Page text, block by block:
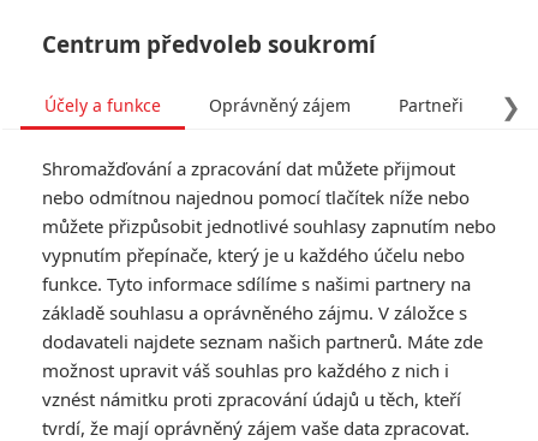
Zúčtování
Christian Wolff (Ben Affleck) dělá
účetnictví pro nebezpečné
kriminální organizace. Když mu
začne jít po krku úřad pod
Centrum předvoleb soukromí
❯
Účely a funkce Oprávněný zájem Partneři
Shromažďování a zpracování dat můžete přijmout
nebo odmítnou najednou pomocí tlačítek níže nebo
můžete přizpůsobit jednotlivé souhlasy zapnutím nebo
vypnutím přepínače, který je u každého účelu nebo
funkce. Tyto informace sdílíme s našimi partnery na
základě souhlasu a oprávněného zájmu. V záložce s
dodavateli najdete seznam našich partnerů. Máte zde
možnost upravit váš souhlas pro každého z nich i
vznést námitku proti zpracování údajů u těch, kteří
tvrdí, že mají oprávněný zájem vaše data zpracovat.